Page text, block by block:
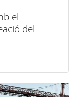
el
del